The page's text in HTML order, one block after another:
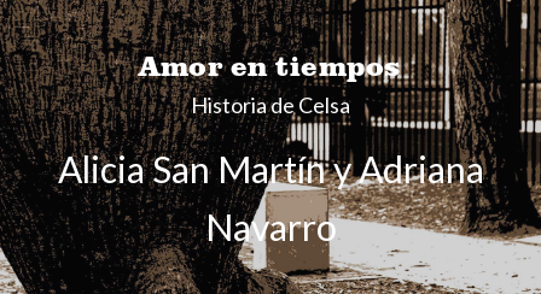
Amor en tiempos
Historia de Celsa
Alicia San Martín y Adriana
Navarro